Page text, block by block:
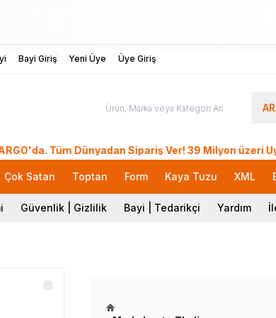
Bayi Giriş Yeni Üye Üye Giriş
Tüm Dünyadan Sipariş Ver! 39 Milyon üzeri Üye,
Çok Satan Toptan Form Kaya Tuzu XML
Güvenlik | Gizlilik Bayi | Tedarikçi Yardım